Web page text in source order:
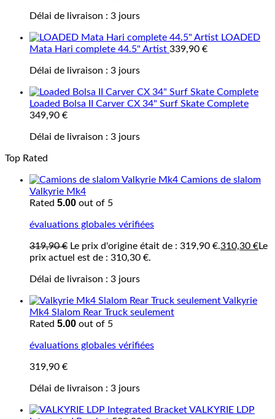
Délai de livraison : 3 jours
LOADED
Mata Hari complete 44.5" Artist 339,90 €
Délai de livraison : 3 jours
Loaded Bolsa II Carver CX 34" Surf Skate Complete
349,90 €
Délai de livraison : 3 jours
Top Rated
Camions de slalom
Valkyrie Mk4
Rated 5.00 out of 5
évaluations globales vérifiées
319,90€ Le prix d'origine était de : 319,90 €.310,30 €Le
prix actuel est de : 310,30 €.
Délai de livraison : 3 jours
Valkyrie
Mk4 Slalom Rear Truck seulement
Rated 5.00 out of 5
évaluations globales vérifiées
319,90 €
Délai de livraison : 3 jours
VALKYRIE LDP